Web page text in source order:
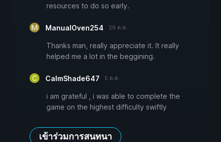
resources to do so early.
ManualOven254 29 ต.ค.
Thanks man, really appreciate it. It really
helped me a lot in the beggining.
CalmShade647 5 ต.ค.
i am grateful , i was able to complete the
game on the highest difficulty swiftly
เข้าร่วมการสนทนา